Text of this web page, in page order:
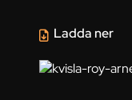
Ladda ner